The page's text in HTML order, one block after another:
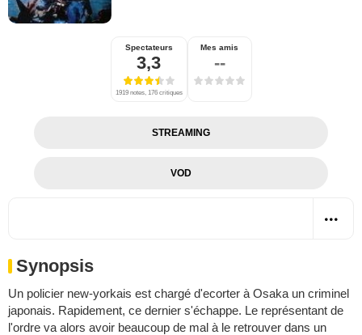
Spectateurs
3,3
1919 notes, 176 critiques
Mes amis
--
STREAMING
VOD
Synopsis
Un policier new-yorkais est chargé d'ecorter à Osaka un criminel
japonais. Rapidement, ce dernier s'échappe. Le représentant de
l'ordre va alors avoir beaucoup de mal à le retrouver dans un